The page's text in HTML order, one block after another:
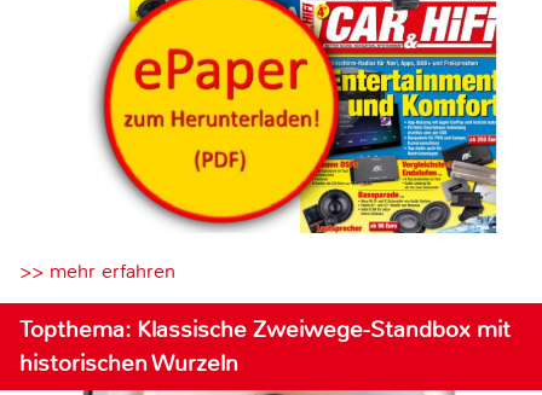
>> mehr erfahren
Topthema: Klassische Zweiwege-Standbox mit
historischen Wurzeln